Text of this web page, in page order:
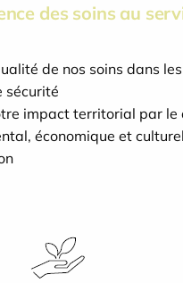
des soins au
de nos soins dans
sécurité
impact territorial par le
économique et